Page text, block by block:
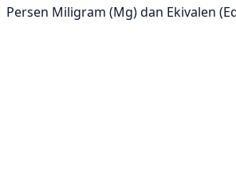
Persen Miligram (Mg) dan Ekivalen